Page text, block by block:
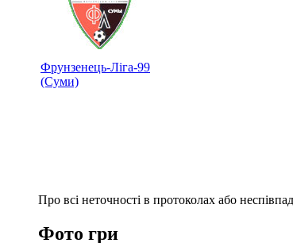
Фрунзенець-Ліга-99
(Суми)
Про всі неточності в протоколах або
Фото гри